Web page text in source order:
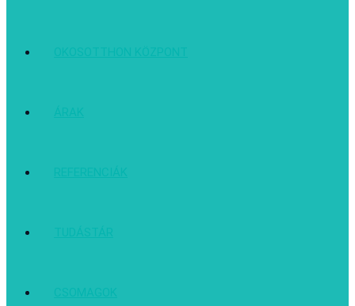
OKOSOTTHON KÖZPONT
ÁRAK
REFERENCIÁK
TUDÁSTÁR
CSOMAGOK